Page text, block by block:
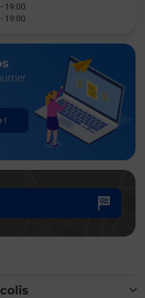
- 19:00
- 19:00
!